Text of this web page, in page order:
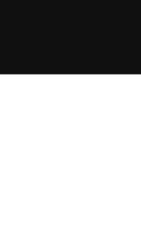
.